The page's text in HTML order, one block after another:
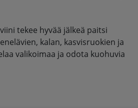
tekee hyvää jälkeä paitsi
kalan, kasvisruokien ja
valikoimaa ja odota kuohuvia